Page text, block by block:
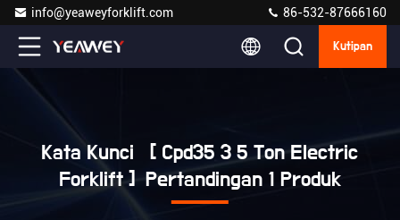
info@yeaweyforklift.com 86-532-87666160
Kutipan
Kata Kunci [ Cpd35 3 5 Ton Electric
Forklift ] Pertandingan 1 Produk